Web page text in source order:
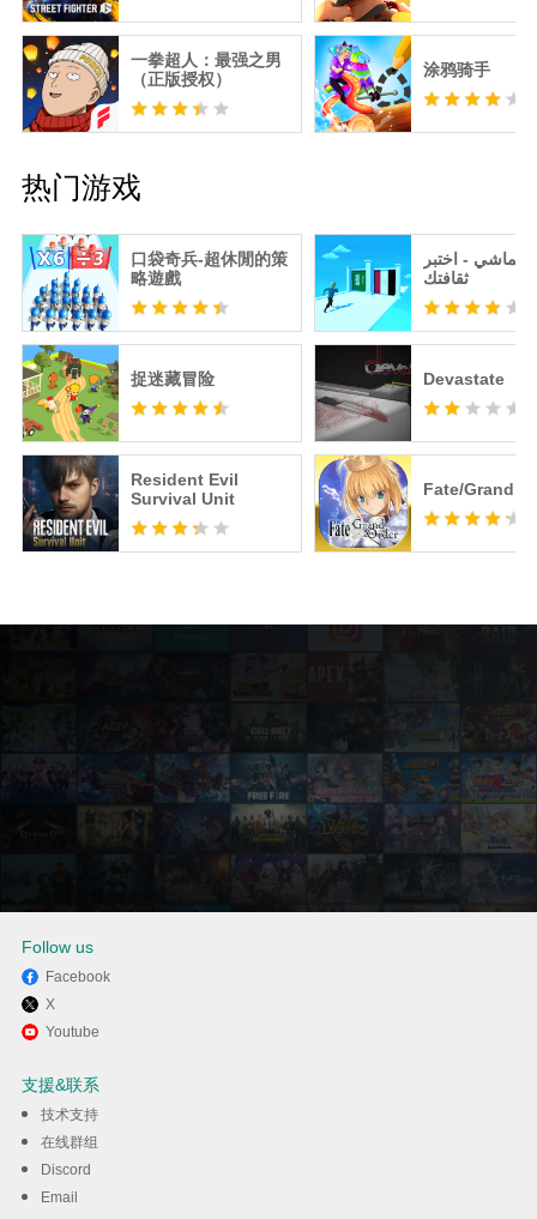
一拳超人：最强之男
（正版授权）
涂鸦骑手
热门游戏
口袋奇兵-超休閒的策
略遊戲
捉迷藏冒险
Resident Evil
Survival Unit
- اختبر
ثقافتك
Devastate
Fate/Grand
通过逍遥在电脑上享受Fashion
Follow us
Facebook
X
Youtube
支援&联系
技术支持
在线群组
Discord
Email